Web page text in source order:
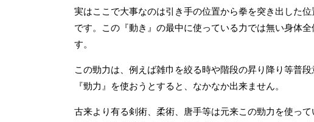
実はここで大事なのは引き手の位置から拳を突き出した
です。この『動き』の最中に使っている力では無い身体
す。
この勁力は、例えば雑巾を絞る時や階段の昇り降り等普
『勁力』を使おうとすると、なかなか出来ません。
古来より有る剣術、柔術、唐手等は元来この勁力を使っ